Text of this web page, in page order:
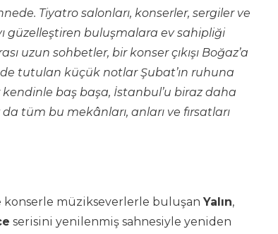
Tiyatro salonları, konserler, sergiler ve
güzelleştiren buluşmalara ev sahipliği
uzun sohbetler, bir konser çıkışı Boğaz’a
tutulan küçük notlar Şubat’ın ruhuna
kendinle baş başa, İstanbul’u biraz daha
tüm bu mekânları, anları ve fırsatları
konserle müzikseverlerle buluşan Yalın,
serisini yenilenmiş sahnesiyle yeniden